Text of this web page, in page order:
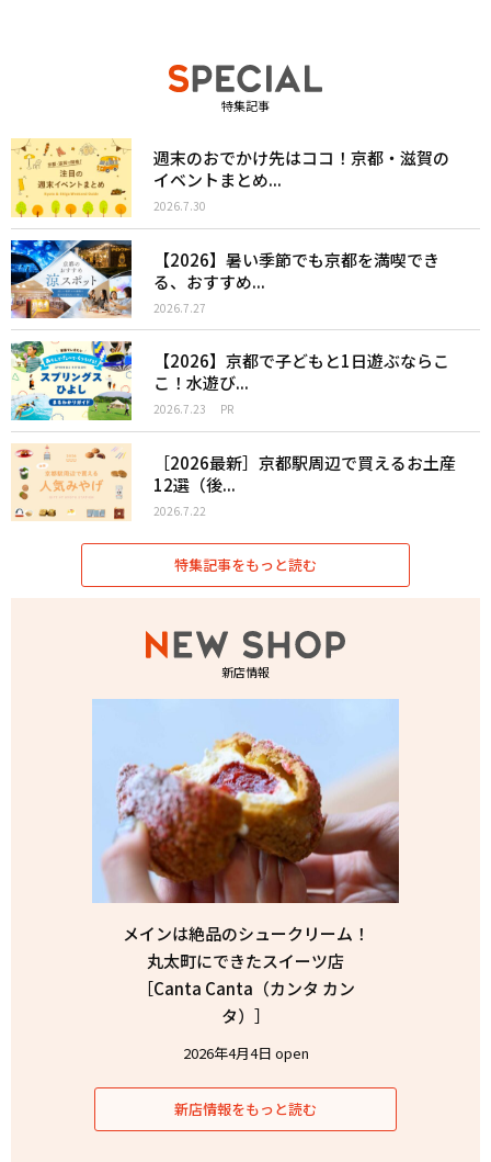
特集記事
週末のおでかけ先はココ！京都・滋賀の
イベントまとめ...
2026.7.30
【2026】暑い季節でも京都を満喫でき
る、おすすめ...
2026.7.27
【2026】京都で子どもと1日遊ぶならこ
こ！水遊び...
2026.7.23 PR
［2026最新］京都駅周辺で買えるお土産
12選（後...
2026.7.22
特集記事をもっと読む
新店情報
メインは絶品のシュークリーム！
丸太町にできたスイーツ店
［Canta Canta（カンタ カン
タ）］
2026年4月4日 open
新店情報をもっと読む